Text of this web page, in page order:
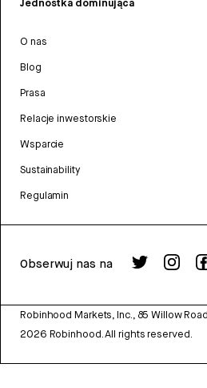
Jednostka dominująca
O nas
Blog
Prasa
Relacje inwestorskie
Wsparcie
Sustainability
Regulamin
Obserwuj nas na
Robinhood Markets, Inc., 85 Willow
2026 Robinhood. All rights reserved.